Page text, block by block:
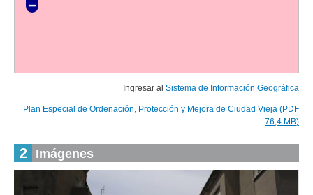
Ingresar al Sistema de Información Geográfica
Plan Especial de Ordenación, Protección y Mejora de Ciudad Vieja (PDF
76,4 MB)
2 Imágenes